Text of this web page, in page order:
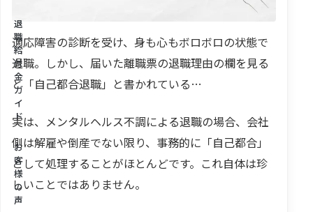
退
職
給
付
金
ガ
イ
ド
お
客
様
の
声
適応障害の診断を受け、身も心もボロボロの状態で
退職。しかし、届いた離職票の退職理由の欄を見る
と「自己都合退職」と書かれている…
実は、メンタルヘルス不調による退職の場合、会社
側は解雇や倒産でない限り、事務的に「自己都合」
として処理することがほとんどです。これ自体は珍
しいことではありません。